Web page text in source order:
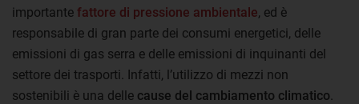
importante fattore di pressione ambientale, ed è
responsabile di gran parte dei consumi energetici, delle
emissioni di gas serra e delle emissioni di inquinanti del
settore dei trasporti. Infatti, l’utilizzo di mezzi non
sostenibili è una delle cause del cambiamento climatico